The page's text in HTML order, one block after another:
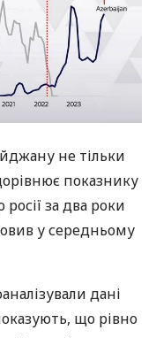
не тільки
показнику
за два роки
у середньому
дані
що рівно